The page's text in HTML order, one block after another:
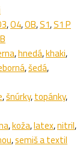
,O4,OB,S1,S1 P
,hnedá,khaki,
,šedá,
,šnúrky,topánky,
,koža,latex,nitril,
,semiš a textil